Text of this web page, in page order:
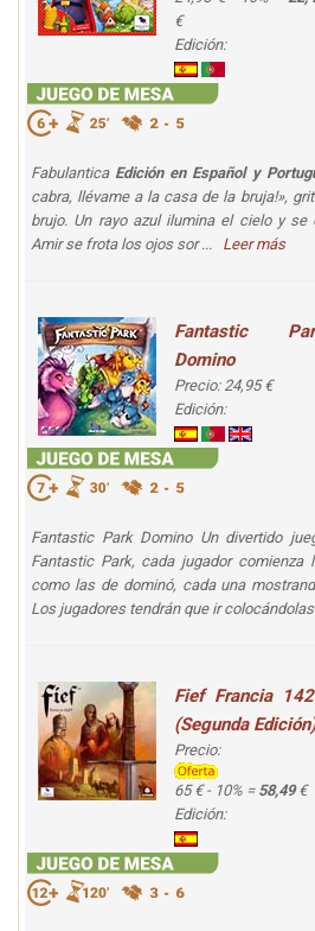
€
Edición:
Fabulantica Edición en Español y
cabra, llévame a la casa de la bruja!»,
brujo. Un rayo azul ilumina el cielo y se
Amir se frota los ojos sor ... Leer más
Fantastic
Domino
Precio: 24,95 €
Edición:
Fantastic Park Domino Un divertido
Fantastic Park, cada jugador
como las de dominó, cada una
Los jugadores tendrán que ir
Fief Francia
(Segunda Edición)
Precio:
65 € - 10% = 58,49€
Edición: